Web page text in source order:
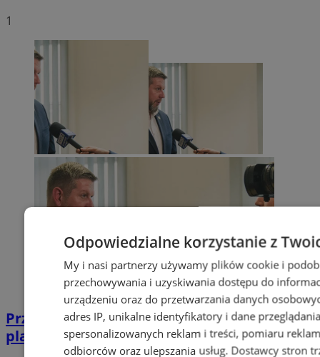
1
Przyszłość Wodzisławia Śląskiego:
planowane inwestycje na 2025 rok
Odpowiedzialne korzystanie z
My i nasi partnerzy używamy plików cookie i
przechowywania i uzyskiwania dostępu do
urządzeniu oraz do przetwarzania danych
adres IP, unikalne identyfikatory i dane
spersonalizowanych reklam i treści, pomiaru
odbiorców oraz ulepszania usług. Dostawcy stron